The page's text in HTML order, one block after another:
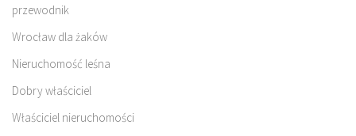
przewodnik
Wrocław dla żaków
Nieruchomość leśna
Dobry właściciel
Właściciel nieruchomości